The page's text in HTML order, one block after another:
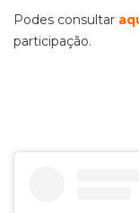
Podes consultar
participação.